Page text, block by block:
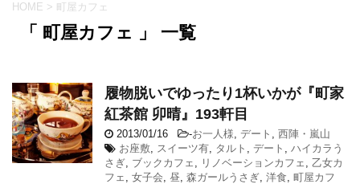
HOME > 町屋カフェ
「 町屋カフェ 」 一覧
履物脱いでゆったり1杯いかが『町家
紅茶館 卯晴』193軒目
2013/01/16 -お一人様, デート , 西陣・嵐山
お座敷, スイーツ有, タルト , デート , ハイカラう
さぎ, ブックカフェ , リノベーションカフェ , 乙女カ
フェ , 女子会, 昼, 森ガールうさぎ, 洋食, 町屋カフ